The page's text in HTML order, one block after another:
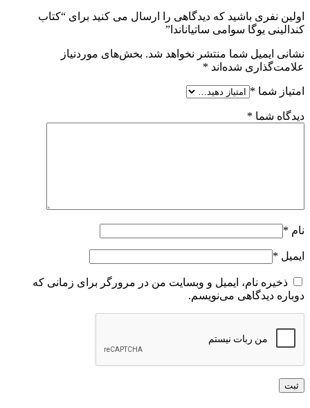
اولین نفری باشید که دیدگاهی را ارسال می کنید برای “کتاب
کندالینی یوگا سوامی ساتیاناندا”
نشانی ایمیل شما منتشر نخواهد شد. بخش‌های موردنیاز
علامت‌گذاری شده‌اند *
امتیاز شما *
دیدگاه شما *
نام *
ایمیل *
ذخیره نام، ایمیل و وبسایت من در مرورگر برای زمانی که
دوباره دیدگاهی می‌نویسم.